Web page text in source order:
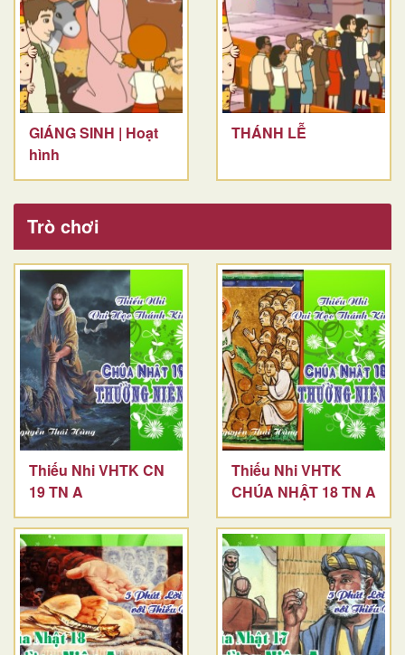
GIÁNG SINH | Hoạt
hình
THÁNH LỄ
Trò chơi
Thiếu Nhi VHTK CN
19 TN A
Thiếu Nhi VHTK
CHÚA NHẬT 18 TN A